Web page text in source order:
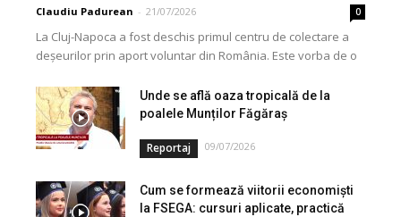
Claudiu Padurean - 21/07/2026 0
La Cluj-Napoca a fost deschis primul centru de colectare a
deșeurilor prin aport voluntar din România. Este vorba de o
Unde se află oaza tropicală de la
poalele Munților Făgăraș
Reportaj 09/07/2026
Cum se formează viitorii economiști
la FSEGA: cursuri aplicate, practică